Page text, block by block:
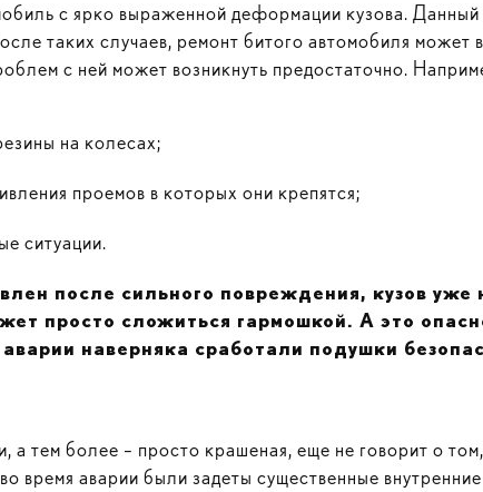
с ярко выраженной деформации кузова.
таких случаев, ремонт битого автомобиля может
с ней может возникнуть предостаточно.
на колесах;
проемов в которых они крепятся;
ситуации.
после сильного повреждения, кузов уже
просто сложиться гармошкой. А это
наверняка сработали подушки
а тем более – просто крашеная, еще не говорит о
время аварии были задеты существенные